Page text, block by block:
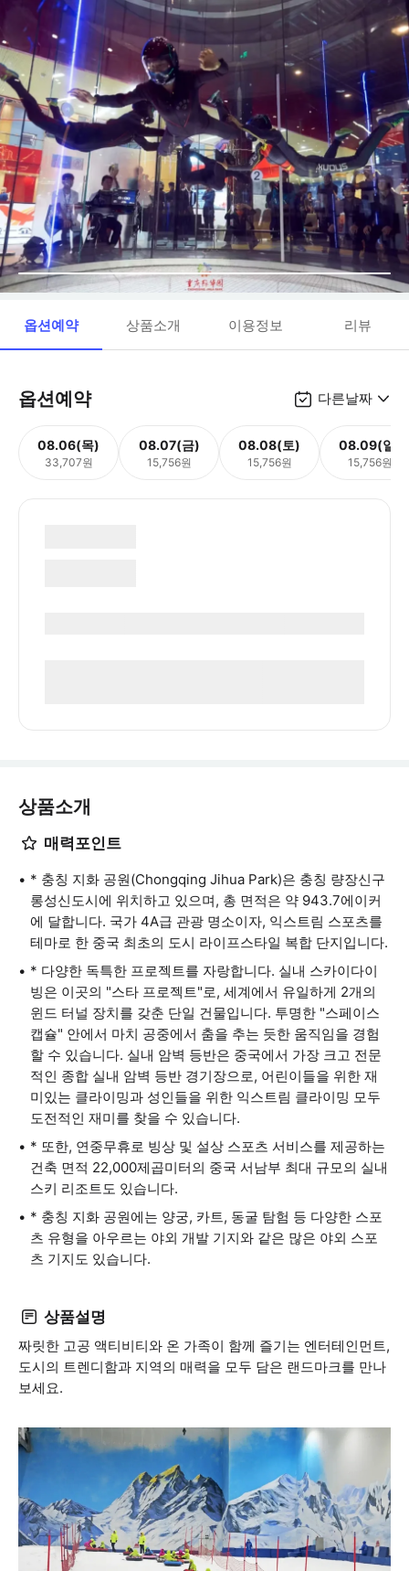
옵션예약 상품소개 이용정보 리뷰
옵션예약 다른날짜
08.06(목)
33,707원
08.07(금)
15,756원
08.08(토)
15,756원
08.09(일)
15,756원
상품소개
매력포인트
* 충칭 지화 공원(Chongqing Jihua Park)은 충칭 량장신구
롱성신도시에 위치하고 있으며, 총 면적은 약 943.7에이커
에 달합니다. 국가 4A급 관광 명소이자, 익스트림 스포츠를
테마로 한 중국 최초의 도시 라이프스타일 복합 단지입니다.
* 다양한 독특한 프로젝트를 자랑합니다. 실내 스카이다이
빙은 이곳의 "스타 프로젝트"로, 세계에서 유일하게 2개의
윈드 터널 장치를 갖춘 단일 건물입니다. 투명한 "스페이스
캡슐" 안에서 마치 공중에서 춤을 추는 듯한 움직임을 경험
할 수 있습니다. 실내 암벽 등반은 중국에서 가장 크고 전문
적인 종합 실내 암벽 등반 경기장으로, 어린이들을 위한 재
미있는 클라이밍과 성인들을 위한 익스트림 클라이밍 모두
도전적인 재미를 찾을 수 있습니다.
* 또한, 연중무휴로 빙상 및 설상 스포츠 서비스를 제공하는
건축 면적 22,000제곱미터의 중국 서남부 최대 규모의 실내
스키 리조트도 있습니다.
* 충칭 지화 공원에는 양궁, 카트, 동굴 탐험 등 다양한 스포
츠 유형을 아우르는 야외 개발 기지와 같은 많은 야외 스포
츠 기지도 있습니다.
상품설명
짜릿한 고공 액티비티와 온 가족이 함께 즐기는 엔터테인먼트,
도시의 트렌디함과 지역의 매력을 모두 담은 랜드마크를 만나
보세요.